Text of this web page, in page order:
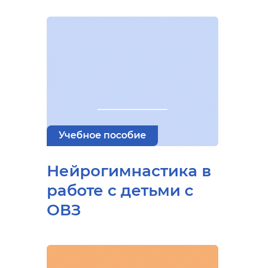
Учебное пособие
Нейрогимнастика в
работе с детьми с
ОВЗ